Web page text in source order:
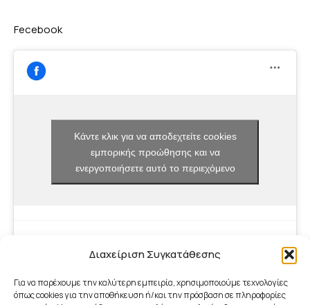
Διαχείριση Συγκατάθεσης
Για να παρέχουμε την καλύτερη εμπειρία, χρησιμοποιούμε τεχνολογίες
όπως cookies για την αποθήκευση ή/και την πρόσβαση σε πληροφορίες
Fecebook
Κάντε κλικ για να αποδεχτείτε cookies
εμπορικής προώθησης και να
ενεργοποιήσετε αυτό το περιεχόμενο